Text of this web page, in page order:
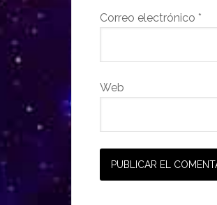
Correo electrónico *
Web